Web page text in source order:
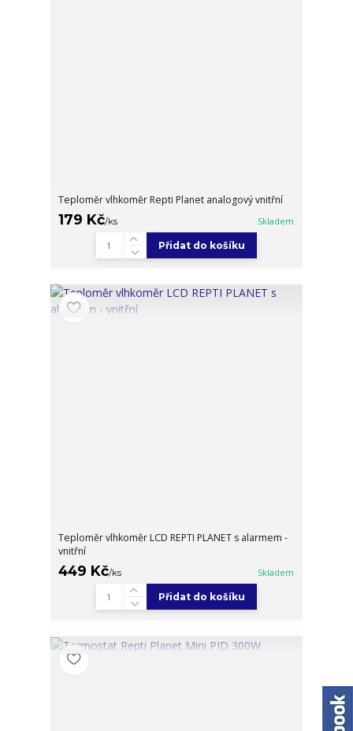
Teploměr vlhkoměr Repti Planet analogový vnitřní
179 Kč/ks Skladem
Přidat do košíku
Teploměr vlhkoměr LCD REPTI PLANET s alarmem -
vnitřní
449 Kč/ks Skladem
Přidat do košíku